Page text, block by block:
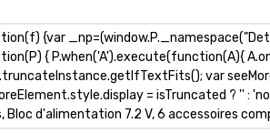
{var
{ P.when('A').execute(function(A){
var
= isTruncated ? '' :
Bloc d'alimentation 7.2 V, 6 accessoires